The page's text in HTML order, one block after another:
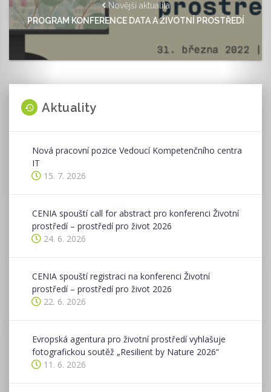
Novější aktualita
PROGRAM KONFERENCE DATA A ŽIVOTNÍ PROSTŘEDÍ
Aktuality
Nová pracovní pozice Vedoucí Kompetenčního centra
IT
15. 7. 2026
CENIA spouští call for abstract pro konferenci Životní
prostředí – prostředí pro život 2026
24. 6. 2026
CENIA spouští registraci na konferenci Životní
prostředí – prostředí pro život 2026
22. 6. 2026
Evropská agentura pro životní prostředí vyhlašuje
fotografickou soutěž „Resilient by Nature 2026“
11. 6. 2026